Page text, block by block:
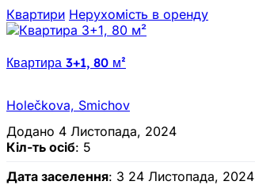
Квартири Нерухомiсть в оренду
Квартира 3+1, 80 м²
Holečkova, Smichov
Додано 4 Листопада, 2024
Кіл-ть осіб: 5
Дата заселення: З 24 Листопада, 2024